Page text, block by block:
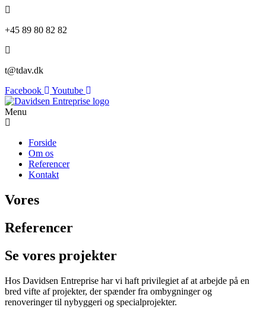
+45 89 80 82 82
t@tdav.dk
Facebook
Youtube
Menu
Forside
Om os
Referencer
Kontakt
Vores
Referencer
Se vores projekter
Hos Davidsen Entreprise har vi haft privilegiet af at arbejde på en
bred vifte af projekter, der spænder fra ombygninger og
renoveringer til nybyggeri og specialprojekter.